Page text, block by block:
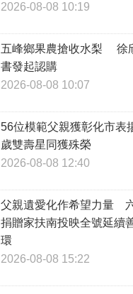
2026-08-08 10:19
五峰鄉果農搶收水梨 徐
書發起認購
2026-08-08 10:07
56位模範父親獲彰化市
歲雙壽星同獲殊榮
2026-08-08 12:40
父親遺愛化作希望力量
捐贈家扶南投映全號延續
環
2026-08-08 15:22